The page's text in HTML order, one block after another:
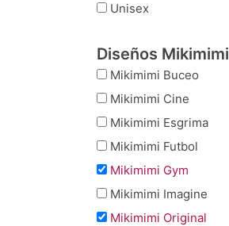
Unisex
Diseños Mikimimi
Mikimimi Buceo
Mikimimi Cine
Mikimimi Esgrima
Mikimimi Futbol
Mikimimi Gym
Mikimimi Imagine
Mikimimi Original